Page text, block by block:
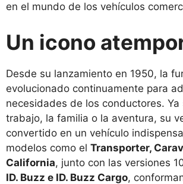
en el mundo de los vehículos
Un icono
Desde su lanzamiento en 1950, la
evolucionado continuamente para
necesidades de los conductores. Ya
trabajo, la familia o la aventura, su
convertido en un vehículo
modelos como el Transporter,
California, junto con las versiones
ID. Buzz e ID. Buzz Cargo,